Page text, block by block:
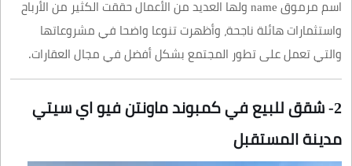
اسم مرموق name ولها العديد من الأعمال حققت الكثير من الأرباح
واستثمارات هائلة ناجحة، وأظهرت تنوعا واضحا في مشروعاتها
والتي تعمل على تطور المجتمع بشكل أفضل في مجال العقارات.
2- شقق للبيع في كمبوند ماونتن فيو اي سيتي
مدينة المستقبل